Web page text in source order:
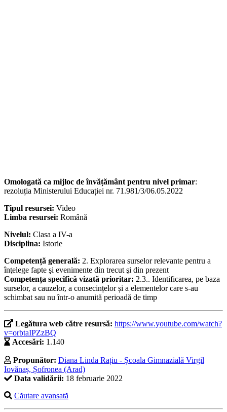
Omologată ca mijloc de învățământ pentru nivel primar:
rezoluția Ministerului Educației nr. 71.981/3/06.05.2022
Tipul resursei: Video
Limba resursei: Română
Nivelul: Clasa a IV-a
Disciplina: Istorie
Competență generală: 2. Explorarea surselor relevante pentru a
înţelege fapte şi evenimente din trecut şi din prezent
Competența specifică vizată prioritar: 2.3.. Identificarea, pe baza
surselor, a cauzelor, a consecințelor și a elementelor care s-au
schimbat sau nu într-o anumită perioadă de timp
Legătura web către resursă: https://www.youtube.com/watch?
v=orbtaIPZzBQ
Accesări: 1.140
Propunător: Diana Linda Rațiu - Școala Gimnazială Virgil
Iovănaș, Șofronea (Arad)
Data validării: 18 februarie 2022
Căutare avansată